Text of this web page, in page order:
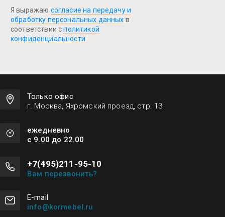
Я выражаю согласие на передачу и
обработку персональных данных в
соответствии сполитикой
конфиденциальности
Только офис
г. Москва, Яхромский проезд, стр. 13
ежедневно
с 9.00 до 22.00
+7(495)211-95-10
Вам перезвонить?
Е-mail
info@kormebel.ru